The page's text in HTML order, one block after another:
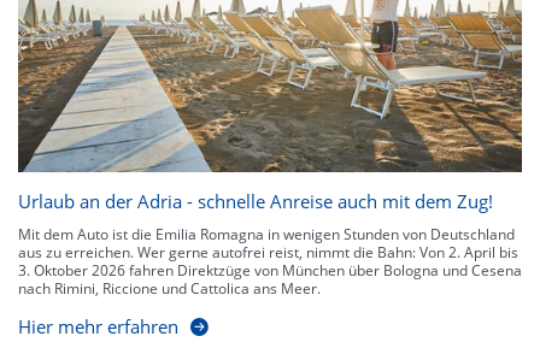
Urlaub an der Adria - schnelle Anreise auch mit dem Zug!
Mit dem Auto ist die Emilia Romagna in wenigen Stunden von Deutschland
aus zu erreichen. Wer gerne autofrei reist, nimmt die Bahn: Von 2. April bis
3. Oktober 2026 fahren Direktzüge von München über Bologna und Cesena
nach Rimini, Riccione und Cattolica ans Meer.
Hier mehr erfahren